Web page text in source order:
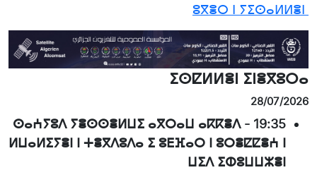
ⵉⵙⵇⵍⵍⴻⵏ ⵉⵏⴻⴳⵓⵔⴰ
28/07/2026
19:35
-
ⵙⴰⵄⵢⵓⴷ ⵢⴻⵙⵙⴻⵍⵡⵉ ⴰⴳⵔⴰⵡ ⴰⴽⴽⴻⴷ
ⵍⵡⴰⵍⵉⵢⴻⵏ ⵏ ⵜⴻⴳⴷⵓⴷⴰ ⵉ ⵓⴹⴼⴰⵔ ⵏ ⵓⵔⴻⵇⵇⴻⵄ ⵏ
ⵡⵉⴷ ⵉⵀⵓⵡⵡⵣⴻⵏ